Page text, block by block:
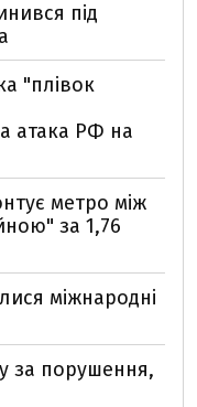
під
"плівок
атака РФ на
метро між
за 1,76
міжнародні
за порушення,